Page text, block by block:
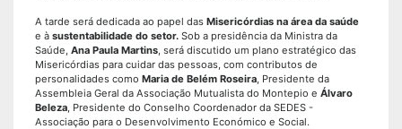
A tarde será dedicada ao papel das Misericórdias na área da saúde
e à sustentabilidade do setor. Sob a presidência da Ministra da
Saúde, Ana Paula Martins , será discutido um plano estratégico das
Misericórdias para cuidar das pessoas, com contributos de
personalidades como Maria de Belém Roseira , Presidente da
Assembleia Geral da Associação Mutualista do Montepio e Álvaro
Beleza , Presidente do Conselho Coordenador da SEDES -
Associação para o Desenvolvimento Económico e Social.